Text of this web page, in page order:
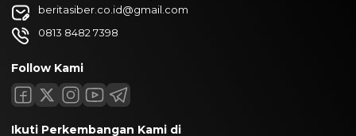
beritasiber.co.id@gmail.com
0813 8482 7398
Follow Kami
Ikuti Perkembangan Kami di